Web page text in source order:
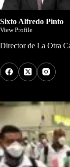
Sixto Alfredo Pinto
View Profile
Director de La Otra